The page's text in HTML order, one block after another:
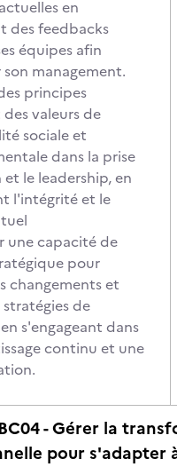
en
des feedbacks
équipes afin
management.
principes
valeurs de
sociale et
dans la prise
le leadership, en
l'intégrité et le
une capacité de
pour
changements et
de
s'engageant dans
continu et une
- Gérer la
pour s'adapter